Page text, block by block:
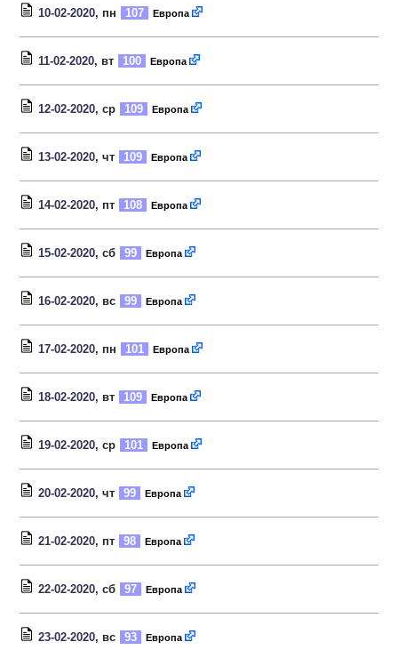
10-02-2020, пн 107 Европа
11-02-2020, вт 100 Европа
12-02-2020, ср 109 Европа
13-02-2020, чт 109 Европа
14-02-2020, пт 108 Европа
15-02-2020, сб 99 Европа
16-02-2020, вс 99 Европа
17-02-2020, пн 101 Европа
18-02-2020, вт 109 Европа
19-02-2020, ср 101 Европа
20-02-2020, чт 99 Европа
21-02-2020, пт 98 Европа
22-02-2020, сб 97 Европа
23-02-2020, вс 93 Европа